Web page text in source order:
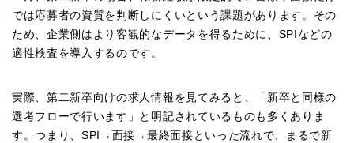
では応募者の資質を判断しにくいという課題があります。その
ため、企業側はより客観的なデータを得るために、SPIなどの
適性検査を導入するのです。
実際、第二新卒向けの求人情報を見てみると、「新卒と同様の
選考フローで行います」と明記されているものも多くありま
す。つまり、SPI→面接→最終面接といった流れで、まるで新